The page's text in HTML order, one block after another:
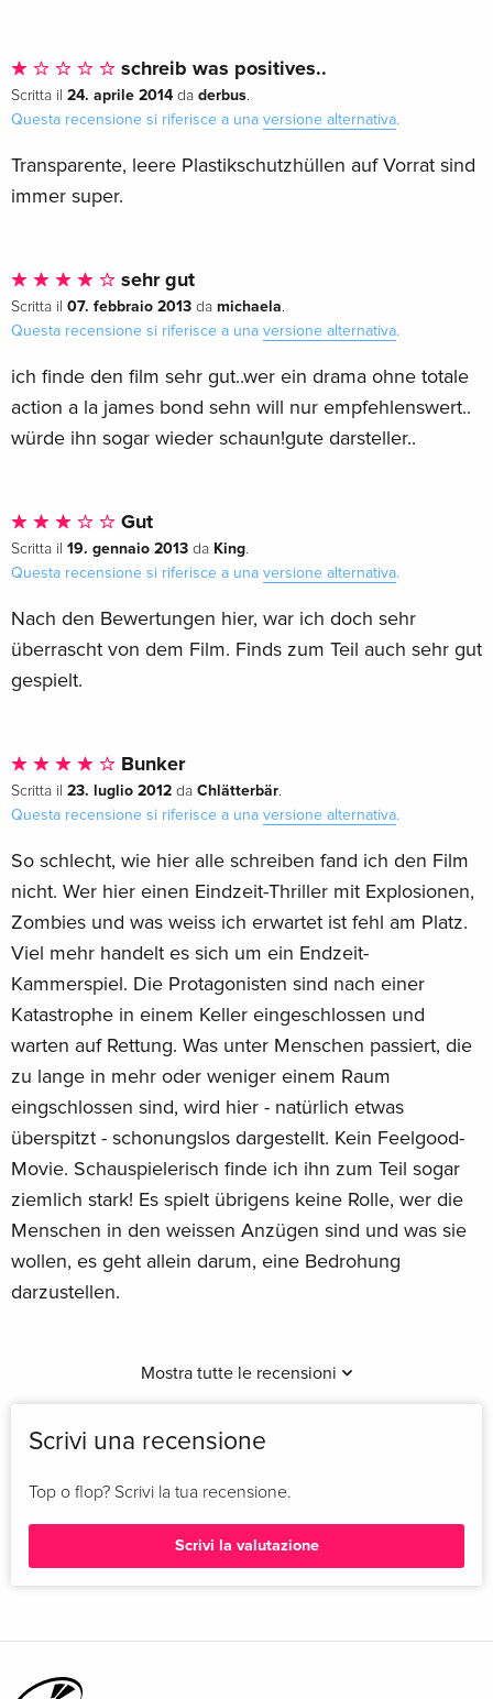
schreib was positives..
Scritta il 24. aprile 2014 da derbus.
Questa recensione si riferisce a una versione alternativa.
Transparente, leere Plastikschutzhüllen auf Vorrat sind
immer super.
sehr gut
Scritta il 07. febbraio 2013 da michaela.
Questa recensione si riferisce a una versione alternativa.
ich finde den film sehr gut..wer ein drama ohne totale
action a la james bond sehn will nur empfehlenswert..
würde ihn sogar wieder schaun!gute darsteller..
Gut
Scritta il 19. gennaio 2013 da King.
Questa recensione si riferisce a una versione alternativa.
Nach den Bewertungen hier, war ich doch sehr
überrascht von dem Film. Finds zum Teil auch sehr gut
gespielt.
Bunker
Scritta il 23. luglio 2012 da Chlätterbär.
Questa recensione si riferisce a una versione alternativa.
So schlecht, wie hier alle schreiben fand ich den Film
nicht. Wer hier einen Eindzeit-Thriller mit Explosionen,
Zombies und was weiss ich erwartet ist fehl am Platz.
Viel mehr handelt es sich um ein Endzeit-
Kammerspiel. Die Protagonisten sind nach einer
Katastrophe in einem Keller eingeschlossen und
warten auf Rettung. Was unter Menschen passiert, die
zu lange in mehr oder weniger einem Raum
eingschlossen sind, wird hier - natürlich etwas
überspitzt - schonungslos dargestellt. Kein Feelgood-
Movie. Schauspielerisch finde ich ihn zum Teil sogar
ziemlich stark! Es spielt übrigens keine Rolle, wer die
Menschen in den weissen Anzügen sind und was sie
wollen, es geht allein darum, eine Bedrohung
darzustellen.
Mostra tutte le recensioni
Scrivi una recensione
Top o flop? Scrivi la tua recensione.
Scrivi la valutazione